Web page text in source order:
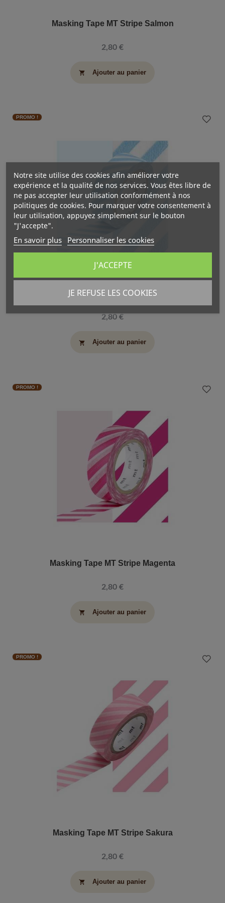
Masking Tape MT Stripe Salmon
2,80 €
shopping_cart Ajouter au panier
PROMO !
Masking Tape MT Stripe Baby Blue
2,80 €
shopping_cart Ajouter au panier
PROMO !
Masking Tape MT Stripe Magenta
2,80 €
shopping_cart Ajouter au panier
PROMO !
Masking Tape MT Stripe Sakura
2,80 €
shopping_cart Ajouter au panier
Notre site utilise des cookies afin améliorer votre
expérience et la qualité de nos services. Vous êtes libre de
ne pas accepter leur utilisation conformément à nos
politiques de cookies. Pour marquer votre consentement à
leur utilisation, appuyez simplement sur le bouton
"J'accepte".
En savoir plus Personnaliser les cookies
JE REFUSE LES COOKIES
J'ACCEPTE